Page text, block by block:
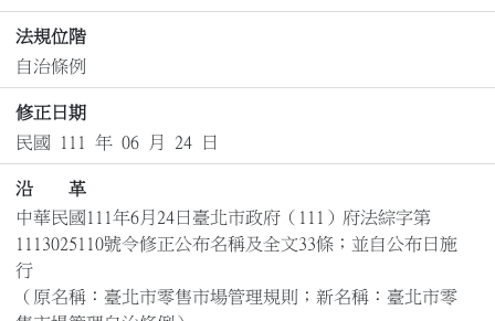
法規位階
自治條例
修正日期
民國 111 年 06 月 24 日
沿 革
中華民國111年6月24日臺北市政府（111）府法綜字第
1113025110號令修正公布名稱及全文33條；並自公布日施
行
（原名稱：臺北市零售市場管理規則；新名稱：臺北市零